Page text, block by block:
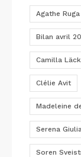
Agathe Ruga
Bilan avril
Camilla
Clélie Avit
Madeleine
Serena
Soren